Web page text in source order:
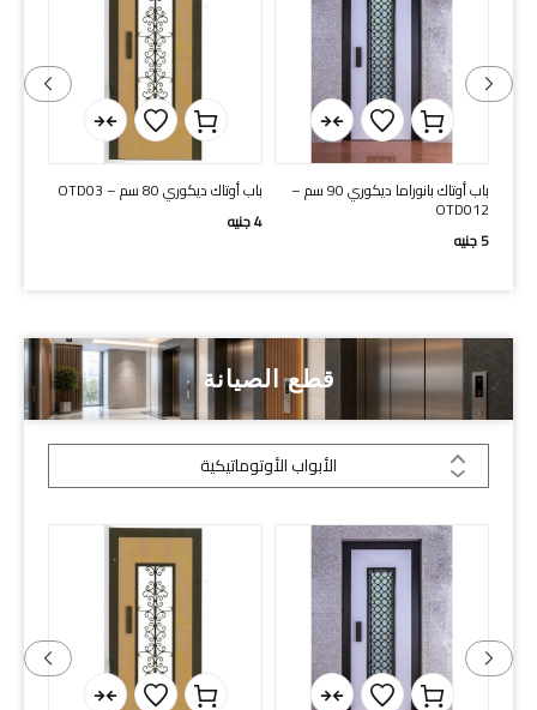
باب أوتاك بانوراما ديكوري 90 سم –
OTD012
5جنيه
باب أوتاك ديكوري 80 سم – OTD03
4جنيه
قطع الصيانة
الأبواب الأوتوماتيكية